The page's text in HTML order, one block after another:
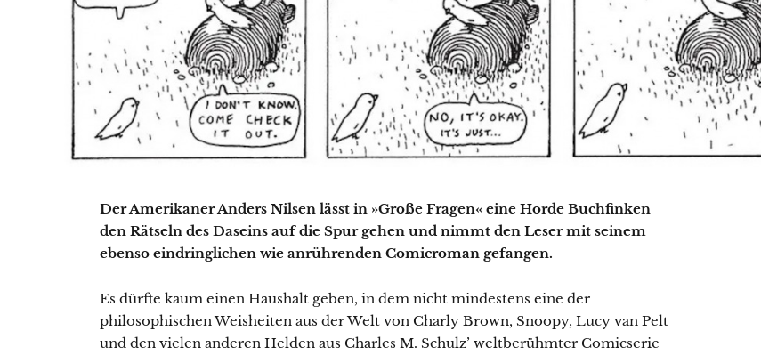
Der Amerikaner Anders Nilsen lässt in »Große Fragen« eine Horde Buchfinken
den Rätseln des Daseins auf die Spur gehen und nimmt den Leser mit seinem
ebenso eindringlichen wie anrührenden Comicroman gefangen.
Es dürfte kaum einen Haushalt geben, in dem nicht mindestens eine der
philosophischen Weisheiten aus der Welt von Charly Brown, Snoopy, Lucy van Pelt
und den vielen anderen Helden aus Charles M. Schulz’ weltberühmter Comicserie